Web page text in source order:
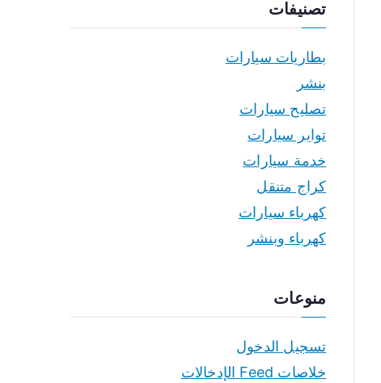
تصنيفات
بطاريات سيارات
بنشر
تصليح سيارات
تواير سيارات
خدمة سيارات
كراج متنقل
كهرباء سيارات
كهرباء وبنشر
منوعات
تسجيل الدخول
خلاصات Feed الإدخالات